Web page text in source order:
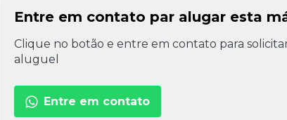
Entre em contato par alugar esta
Clique no botão e entre em contato para
aluguel
Entre em contato